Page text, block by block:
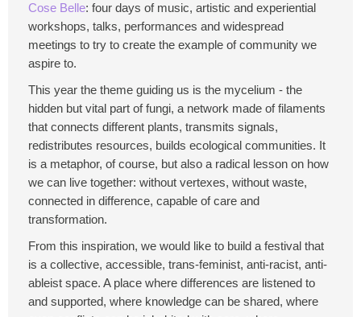
Cose Belle: four days of music, artistic and experiential
workshops, talks, performances and widespread
meetings to try to create the example of community we
aspire to.
This year the theme guiding us is the mycelium - the
hidden but vital part of fungi, a network made of filaments
that connects different plants, transmits signals,
redistributes resources, builds ecological communities. It
is a metaphor, of course, but also a radical lesson on how
we can live together: without vertexes, without waste,
connected in difference, capable of care and
transformation.
From this inspiration, we would like to build a festival that
is a collective, accessible, trans-feminist, anti-racist, anti-
ableist space. A place where differences are listened to
and supported, where knowledge can be shared, where